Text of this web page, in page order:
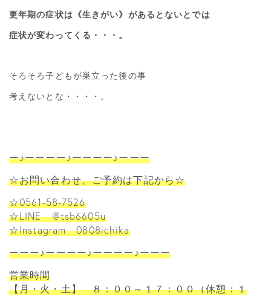
更年期の症状は《生きがい》があるとないとでは
症状が変わってくる・・・。
そろそろ子どもが巣立った後の事
考えないとな・・・・。
ー♪ーーーー♪ーーーー♪ーーー
☆お問い合わせ、ご予約は下記から☆
☆0561-58-7526
☆LINE @tsb6605u
☆Instagram 0808ichika
ーーー♪ーーーー♪ーーーー♪ーーー
営業時間
【月・火・土】 ８：００～１７：００（休憩：１